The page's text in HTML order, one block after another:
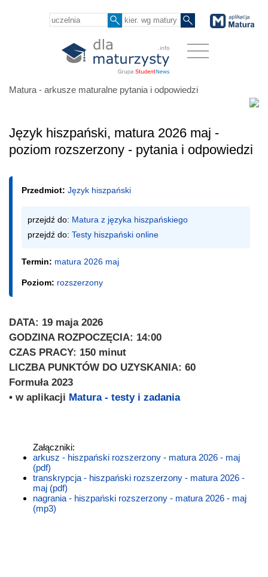
Matura - arkusze maturalne pytania i odpowiedzi
Język hiszpański, matura 2026 maj -
poziom rozszerzony - pytania i odpowiedzi
Przedmiot: Język hiszpański
przejdź do: Matura z języka hiszpańskiego
przejdź do: Testy hiszpański online
Termin: matura 2026 maj
Poziom: rozszerzony
DATA: 19 maja 2026
GODZINA ROZPOCZĘCIA: 14:00
CZAS PRACY: 150 minut
LICZBA PUNKTÓW DO UZYSKANIA: 60
Formuła 2023
• w aplikacji Matura - testy i zadania
Załączniki:
arkusz - hiszpański rozszerzony - matura 2026 - maj
(pdf)
transkrypcja - hiszpański rozszerzony - matura 2026 -
maj (pdf)
nagrania - hiszpański rozszerzony - matura 2026 - maj
(mp3)